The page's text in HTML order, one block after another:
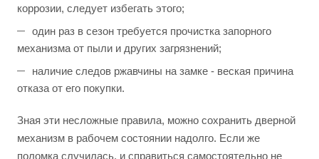
коррозии, следует избегать этого;
один раз в сезон требуется прочистка запорного
механизма от пыли и других загрязнений;
наличие следов ржавчины на замке - веская причина
отказа от его покупки.
Зная эти несложные правила, можно сохранить дверной
механизм в рабочем состоянии надолго. Если же
поломка случилась, и справиться самостоятельно не